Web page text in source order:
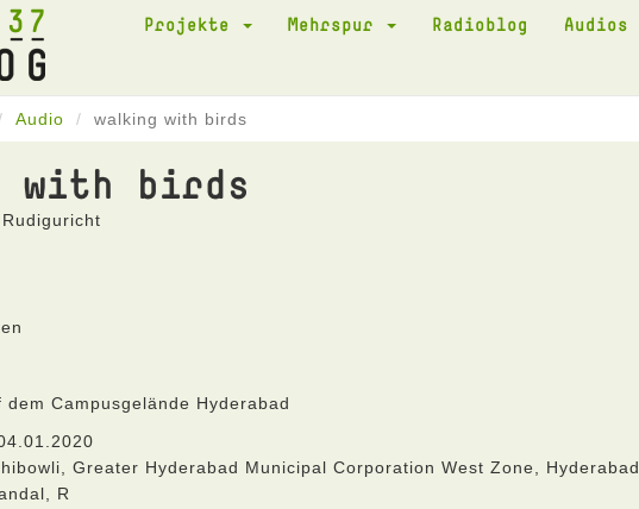
37 Projekte Mehrspur Radioblog Audios
Audio walking with birds
with birds
dem Campusgelände Hyderabad
Greater Hyderabad Municipal Corporation West Zone, Hyderabad,
R